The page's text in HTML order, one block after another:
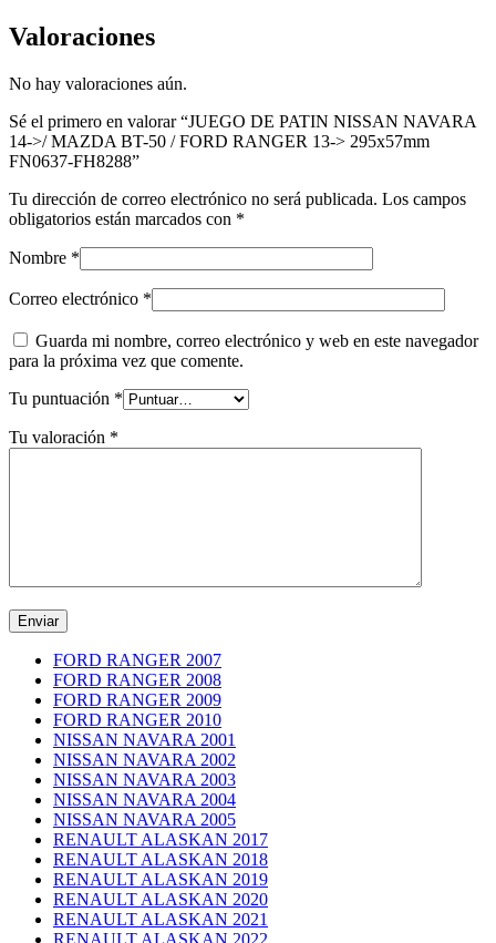
Valoraciones
No hay valoraciones aún.
Sé el primero en valorar “JUEGO DE PATIN NISSAN NAVARA
14->/ MAZDA BT-50 / FORD RANGER 13-> 295x57mm
FN0637-FH8288”
Tu dirección de correo electrónico no será publicada. Los campos
obligatorios están marcados con *
Nombre *
Correo electrónico *
Guarda mi nombre, correo electrónico y web en este navegador
para la próxima vez que comente.
Tu puntuación *
Tu valoración *
FORD RANGER 2007
FORD RANGER 2008
FORD RANGER 2009
FORD RANGER 2010
NISSAN NAVARA 2001
NISSAN NAVARA 2002
NISSAN NAVARA 2003
NISSAN NAVARA 2004
NISSAN NAVARA 2005
RENAULT ALASKAN 2017
RENAULT ALASKAN 2018
RENAULT ALASKAN 2019
RENAULT ALASKAN 2020
RENAULT ALASKAN 2021
RENAULT ALASKAN 2022